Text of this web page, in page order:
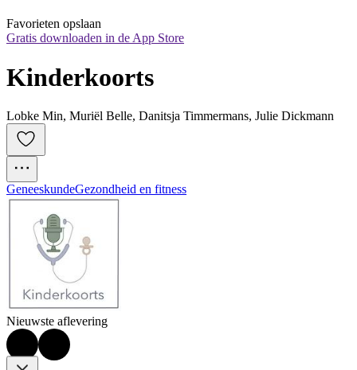
Favorieten opslaan
Gratis downloaden in de App Store
Kinderkoorts
Lobke Min, Muriël Belle, Danitsja Timmermans, Julie Dickmann
GeneeskundeGezondheid en fitness
Nieuwste aflevering